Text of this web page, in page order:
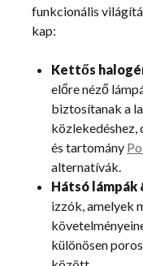
funkcionális
kap:
Kettős
előre néző
biztosítanak a
közlekedéshez,
és tartomány
alternatívák.
Hátsó lámpák
izzók, amelyek
különösen